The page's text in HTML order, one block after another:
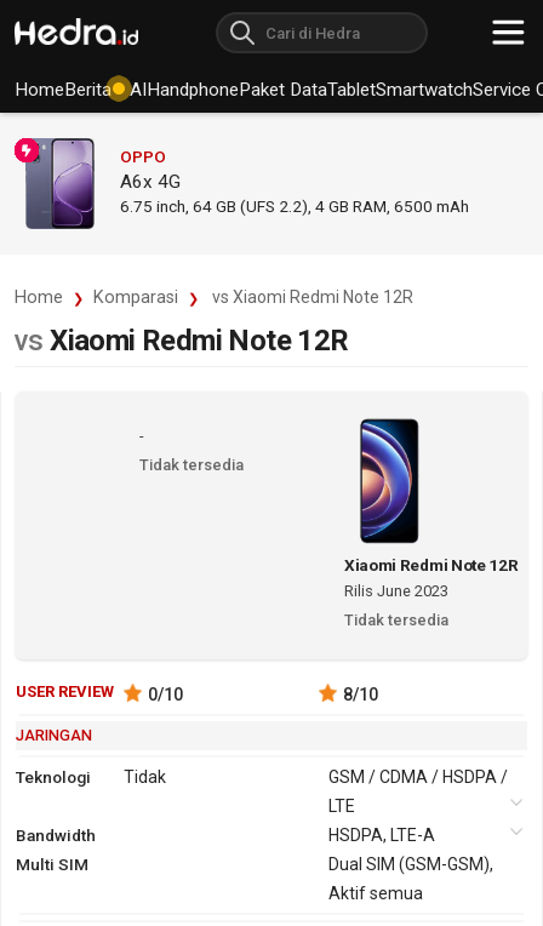
HomeBerita AIHandphonePaket DataTabletSmartwatchService
OPPO
A6x 4G
6.75 inch, 64 GB (UFS 2.2), 4 GB RAM 6500 mAh
Home Komparasi vs Xiaomi Redmi Note 12R
vsXiaomi Redmi Note 12R
-
Tidak tersedia
Xiaomi Redmi Note 12R
Rilis June 2023
Tidak tersedia
USER REVIEW 0/10 8/10
JARINGAN
Teknologi Tidak
GSM / CDMA / HSDPA /
LTE
2G
Bandwidth
HSDPA, LTE-A
Multi SIM
Dual SIM (GSM-GSM),
Aktif semua